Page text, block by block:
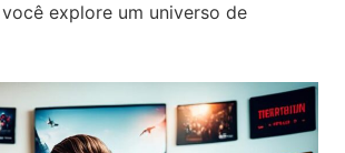
explore um universo de